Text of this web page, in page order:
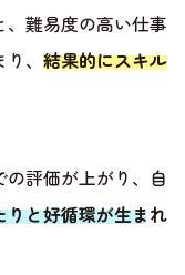
難易度の高い仕事
、 結果的にスキル
評価が上がり、自
と好循環が生まれ